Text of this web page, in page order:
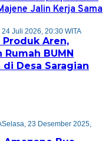
24 Juli 2026, 20:30 WITA
Aren,
BUMN
Desa Saragian
Selasa, 23 Desember 2025,